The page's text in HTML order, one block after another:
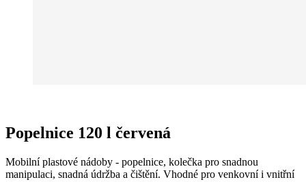
Popelnice 120 l červená
Mobilní plastové nádoby - popelnice, kolečka pro snadnou
manipulaci, snadná údržba a čištění. Vhodné pro venkovní i vnitřní